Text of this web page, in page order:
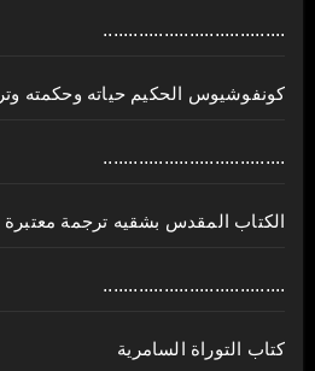
....................................
كونفوشيوس الحكيم حياته وحكمته
....................................
الكتاب المقدس بشقيه ترجمة معتبرة
....................................
كتاب التوراة السامرية